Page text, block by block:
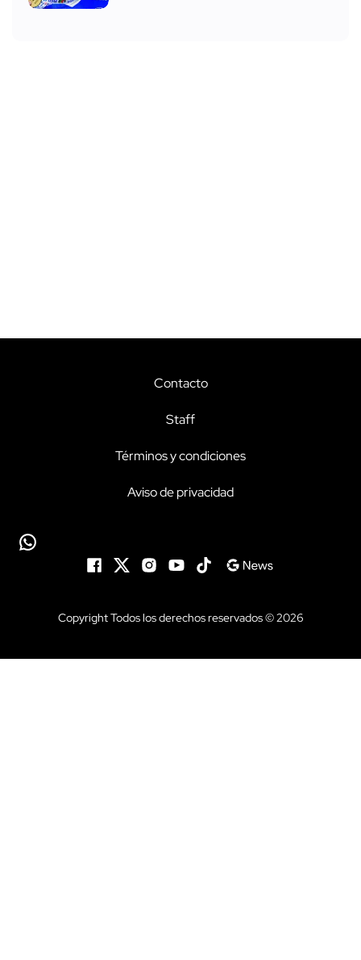
Contacto
Staff
Términos y condiciones
Aviso de privacidad
Copyright Todos los derechos reservados © 2026